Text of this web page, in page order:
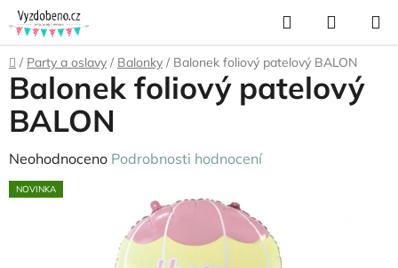
Přejít
na
obsah
Hledat
KOŠÍK
Domů
/ Party a oslavy / Balonky / Balonek foliový patelový BALON
Balonek foliový patelový
BALON
Průměrné
hodnocení
Neohodnoceno Podrobnosti hodnocení
NOVINKA